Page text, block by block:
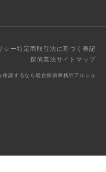
シー特定商取引法に基づく表記
探偵業法サイトマップ
談するなら総合探偵事務所アルシュ